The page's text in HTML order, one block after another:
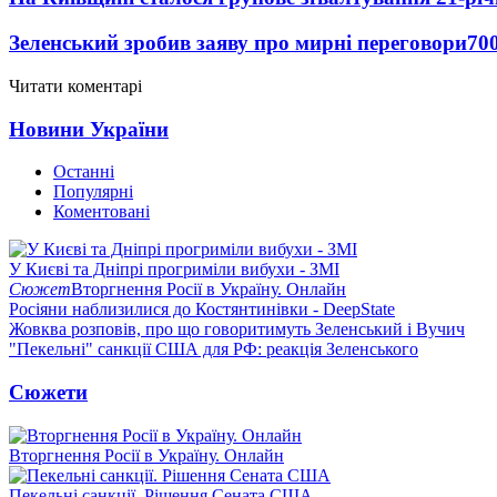
Зеленський зробив заяву про мирні переговори
Читати коментарі
Новини України
Останні
Популярні
Коментовані
У Києві та Дніпрі прогриміли вибухи - ЗМІ
СюжетВторгнення Росії в Україну. Онлайн
Росіяни наблизилися до Костянтинівки - DeepState
Жовква розповів, про що говоритимуть Зеленський і Вучич
"Пекельні" санкції США для РФ: реакція Зеленського
Сюжети
Вторгнення Росії в Україну. Онлайн